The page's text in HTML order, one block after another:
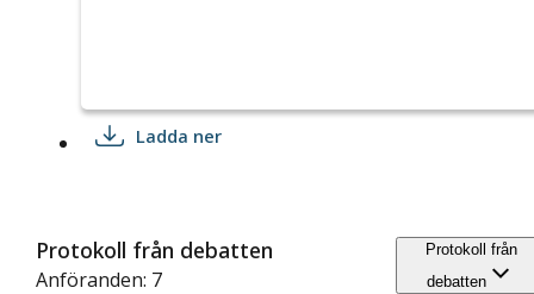
Ladda ner
Protokoll från debatten
Anföranden: 7
Protokoll från
debatten